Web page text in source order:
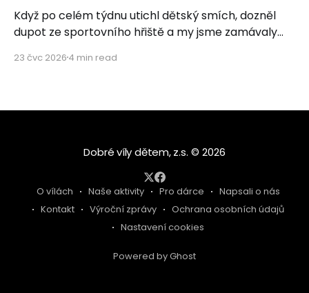
Když po celém týdnu utichl dětský smích, dozněl
dupot ze sportovního hřiště a my jsme zamávaly
ticho. Ticho plné vděčnosti, dojetí a hlubokého
domovů ze Zvíkovského Podhradí, Olomouce,
23 čvc 2026 4 min read
Dobré víly dětem © 2026
O vílách Naše aktivity Pro dárce
Napsali o nás
Kontakt
Výroční zprávy
Ochrana osobních údajů
Nastavení cookies
Powered by Ghost